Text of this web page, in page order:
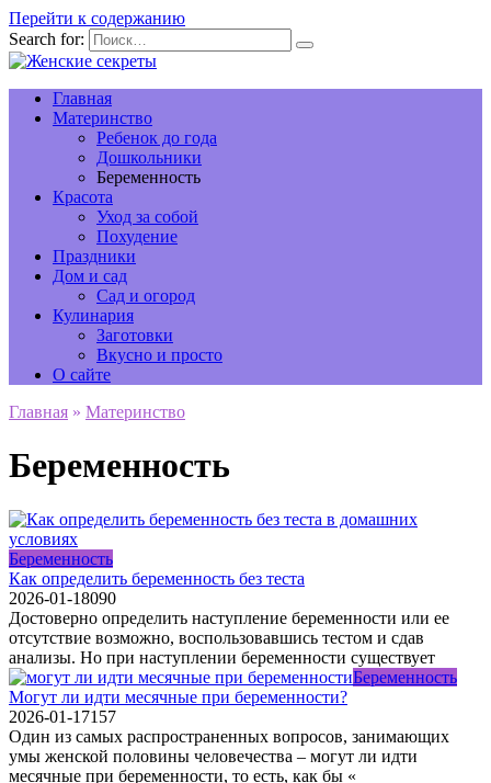
Перейти к содержанию
Search for:
Главная
Материнство
Ребенок до года
Дошкольники
Беременность
Красота
Уход за собой
Похудение
Праздники
Дом и сад
Сад и огород
Кулинария
Заготовки
Вкусно и просто
О сайте
Главная » Материнство
Беременность
Беременность
Как определить беременность без теста
2026-01-18090
Достоверно определить наступление беременности или ее
отсутствие возможно, воспользовавшись тестом и сдав
анализы. Но при наступлении беременности существует
Беременность
Могут ли идти месячные при беременности?
2026-01-171 57
Один из самых распространенных вопросов, занимающих
умы женской половины человечества – могут ли идти
месячные при беременности, то есть, как бы «